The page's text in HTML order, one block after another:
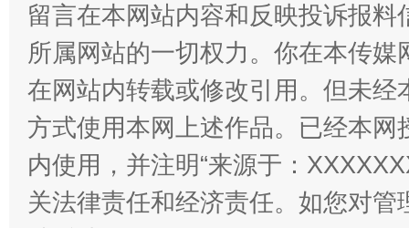
站台名比不上好声名
留言在本网站内容和反映投诉报
所属网站的一切权力。你在本传
在网站内转载或修改引用。但未
方式使用本网上述作品。已经本
内使用，并注明“来源于：
关法律责任和经济责任。如您对